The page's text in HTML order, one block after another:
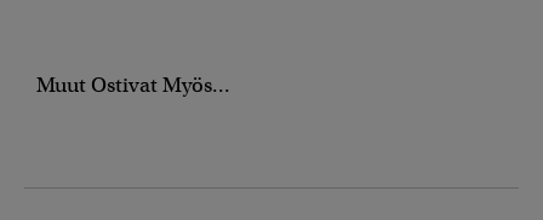
Muut Ostivat Myös...